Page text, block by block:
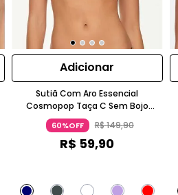
Adicionar
Sutiã Com Aro Essencial
Cosmopop Taça C Sem Bojo
Renda Amarelo Neon
60%OFF R$149,90
R$ 59,90